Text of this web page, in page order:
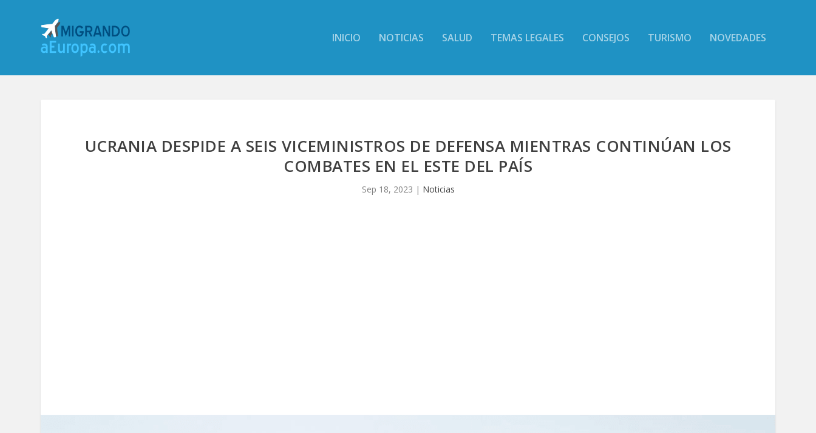
INICIO NOTICIAS SALUD TEMAS LEGALES CONSEJOS TURISMO NOVEDADES
UCRANIA DESPIDE A SEIS VICEMINISTROS DE DEFENSA MIENTRAS CONTINÚAN LOS
COMBATES EN EL ESTE DEL PAÍS
Sep 18, 2023 | Noticias